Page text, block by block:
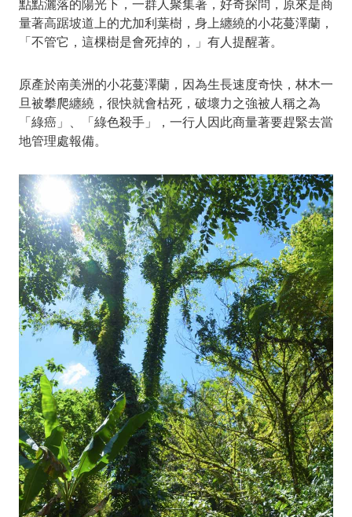
點點灑落的陽光下，一群人聚集著，好奇探問，原來是商
量著高踞坡道上的尤加利葉樹，身上纏繞的小花蔓澤蘭，
「不管它，這棵樹是會死掉的，」有人提醒著。
原產於南美洲的小花蔓澤蘭，因為生長速度奇快，林木一
旦被攀爬纏繞，很快就會枯死，破壞力之強被人稱之為
「綠癌」、「綠色殺手」，一行人因此商量著要趕緊去當
地管理處報備。